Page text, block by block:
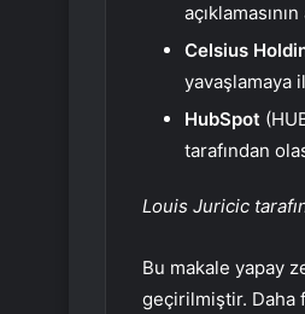
Celsius
yavaşlamaya
HubSpot
tarafından
Louis Juricic
Bu makale yapay
geçirilmiştir. Daha